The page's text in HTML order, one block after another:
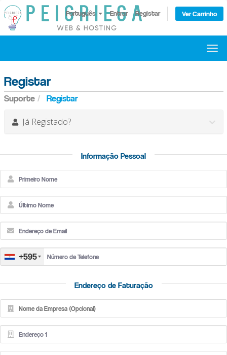
Português Entrar Registar Ver Carrinho
Registar
Suporte Registar
Já Registado?
Informação Pessoal
+595
Endereço de Faturação